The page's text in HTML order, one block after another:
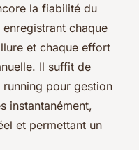
la fiabilité du
chaque
et chaque effort
Il suffit de
running pour gestion
instantanément,
et permettant un